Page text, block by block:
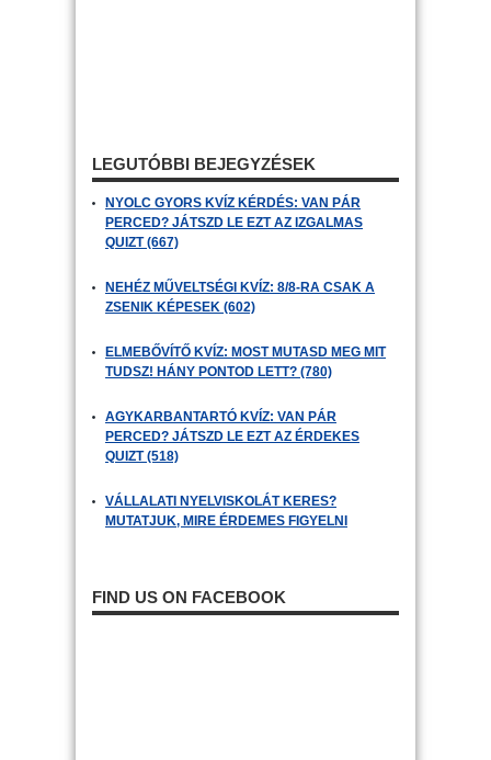
LEGUTÓBBI BEJEGYZÉSEK
NYOLC GYORS KVÍZ KÉRDÉS: VAN PÁR
PERCED? JÁTSZD LE EZT AZ IZGALMAS
QUIZT (667)
NEHÉZ MŰVELTSÉGI KVÍZ: 8/8-RA CSAK A
ZSENIK KÉPESEK (602)
ELMEBŐVÍTŐ KVÍZ: MOST MUTASD MEG MIT
TUDSZ! HÁNY PONTOD LETT? (780)
AGYKARBANTARTÓ KVÍZ: VAN PÁR
PERCED? JÁTSZD LE EZT AZ ÉRDEKES
QUIZT (518)
VÁLLALATI NYELVISKOLÁT KERES?
MUTATJUK, MIRE ÉRDEMES FIGYELNI
FIND US ON FACEBOOK